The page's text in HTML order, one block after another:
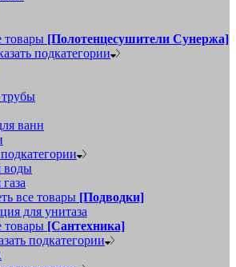
товары [Полотенцесушители Сунержа]
подкатегории
ванн
воды
все товары [Подводки]
для унитаза
товары [Сантехника]
подкатегории